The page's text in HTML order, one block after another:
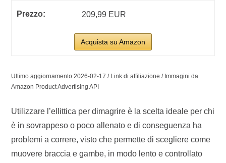
209,99 EUR
Acquista su Amazon
Ultimo aggiornamento 2026-02-17 / Link di affiliazione / Immagini da
Amazon Product Advertising API
Utilizzare l’ellittica per dimagrire è la scelta ideale per chi
è in sovrappeso o poco allenato e di conseguenza ha
problemi a correre, visto che permette di scegliere come
muovere braccia e gambe, in modo lento e controllato